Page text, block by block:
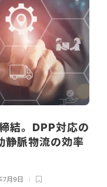
結。DPP対応の
静脈物流の効率
7月9日